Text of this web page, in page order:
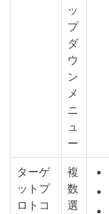
ッ
プ
ダ
ウ
ン
メ
ニ
ュ
ー
ターゲ
ットプ
ロトコ
複
数
選